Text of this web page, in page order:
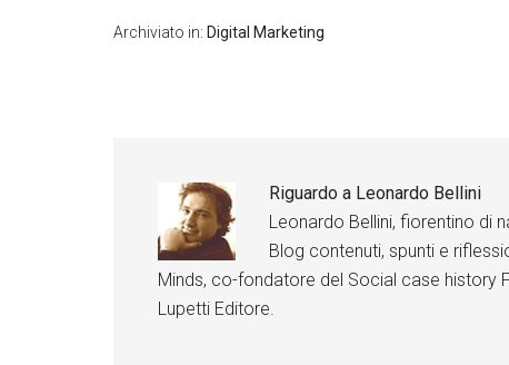
F
a
c
e
b
o
k
Archiviato in: Digital Marketing
Riguardo a Leonardo Bellini
Leonardo Bellini, fiorentino di
Blog contenuti, spunti e
Minds, co-fondatore del Social case history
Lupetti Editore.